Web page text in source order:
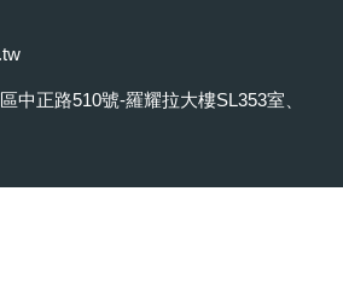
中正路510號-羅耀拉大樓SL353室、